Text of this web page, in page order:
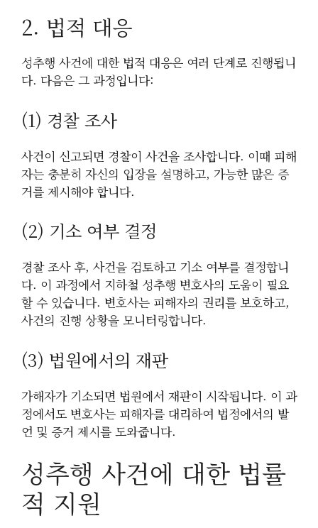
2. 법적 대응
성추행 사건에 대한 법적 대응은 여러 단계로 진행됩니
다. 다음은 그 과정입니다:
(1) 경찰 조사
사건이 신고되면 경찰이 사건을 조사합니다. 이때 피해
자는 충분히 자신의 입장을 설명하고, 가능한 많은 증
거를 제시해야 합니다.
(2) 기소 여부 결정
경찰 조사 후, 사건을 검토하고 기소 여부를 결정합니
다. 이 과정에서 지하철 성추행 변호사의 도움이 필요
할 수 있습니다. 변호사는 피해자의 권리를 보호하고,
사건의 진행 상황을 모니터링합니다.
(3) 법원에서의 재판
가해자가 기소되면 법원에서 재판이 시작됩니다. 이 과
정에서도 변호사는 피해자를 대리하여 법정에서의 발
언 및 증거 제시를 도와줍니다.
성추행 사건에 대한 법률
적 지원